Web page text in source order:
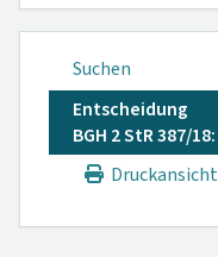
Suchen
Entscheidung
BGH 2 StR 387/18:
Druckansicht